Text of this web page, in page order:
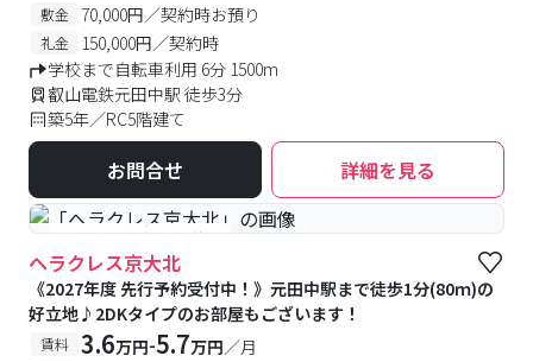
敷金 70,000円／契約時お預り
礼金
150,000円／契約時
学校まで自転車利用 6分 1500m
叡山電鉄元田中駅 徒歩3分
築5年／RC5階建て
お問合せ 詳細を見る
#予約受付中 #空室待ち
ヘラクレス京大北
《2027年度 先行予約受付中！》元田中駅まで徒歩1分(80ｍ)の
好立地♪2DKタイプのお部屋もございます！
賃料 3.6万円-5.7万円／月